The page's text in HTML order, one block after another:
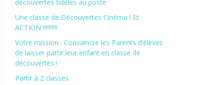
découvertes fidèles au poste
Une classe de Découvertes Cinéma ! Et
ACTION !!!!!!!!!!
Votre mission : Convaincre les Parents d’élèves
de laisser partir leur enfant en classe de
découvertes !
Partir à 2 classes